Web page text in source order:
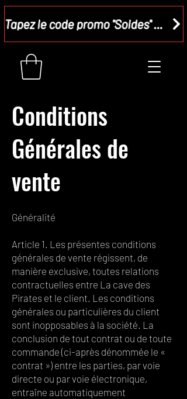
Tapez le code promo "Soldes" dans votre panier et recevez - 15 %
Conditions
Générales de
vente
Généralité
Article 1. Les présentes conditions
générales de vente régissent, de
manière exclusive, toutes relations
contractuelles entre La cave des
Pirates et le client. Les conditions
générales ou particulières du client
sont inopposables à la société. La
conclusion de tout contrat ou de toute
commande (ci-après dénommée le «
contrat ») entre les parties, par voie
directe ou par voie électronique,
entraîne automatiquement